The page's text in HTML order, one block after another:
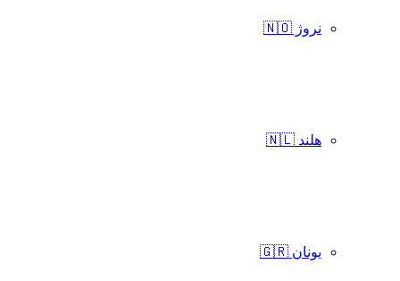
نروژ 🇳🇴
هلند 🇳🇱
یونان 🇬🇷